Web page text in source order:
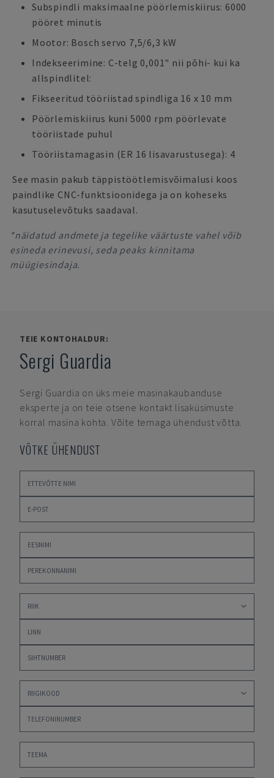
Subspindli maksimaalne pöörlemiskiirus: 6000
pööret minutis
Mootor: Bosch servo 7,5/6,3 kW
Indekseerimine: C-telg 0,001" nii põhi- kui ka
allspindlitel:
Fikseeritud tööriistad spindliga 16 x 10 mm
Pöörlemiskiirus kuni 5000 rpm pöörlevate
tööriistade puhul
Tööriistamagasin (ER 16 lisavarustusega): 4
See masin pakub täppistöötlemisvõimalusi koos
paindlike CNC-funktsioonidega ja on koheseks
kasutuselevõtuks saadaval.
*näidatud andmete ja tegelike väärtuste vahel võib
esineda erinevusi, seda peaks kinnitama
müügiesindaja.
TEIE KONTOHALDUR:
Sergi Guardia
Sergi Guardia on üks meie masinakaubanduse
eksperte ja on teie otsene kontakt lisaküsimuste
korral masina kohta. Võite temaga ühendust võtta.
VÕTKE ÜHENDUST